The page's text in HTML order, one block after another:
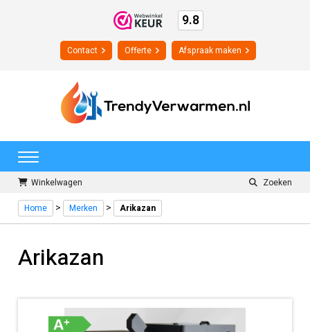
9.8
Contact Offerte Afspraak maken
Winkelwagen Zoeken
Home > Merken > Arikazan
Arikazan